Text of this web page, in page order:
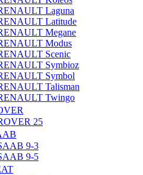
Laguna
Latitude
Megane
Modus
Scenic
Symbioz
Symbol
Talisman
Twingo
25
9-3
9-5